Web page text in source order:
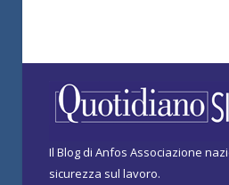
Il Blog di Anfos Associazione
sicurezza sul lavoro.